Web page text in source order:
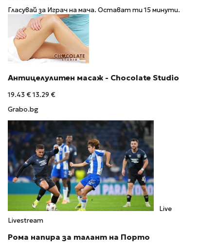
Гласувай за Играч на мача. Остават ти 15 минути.
Антицелулитен масаж - Chocolate Studio
19.43 €13.29 €
Grabo.bg
Live
Livestream
Рома напира за талант на Порто